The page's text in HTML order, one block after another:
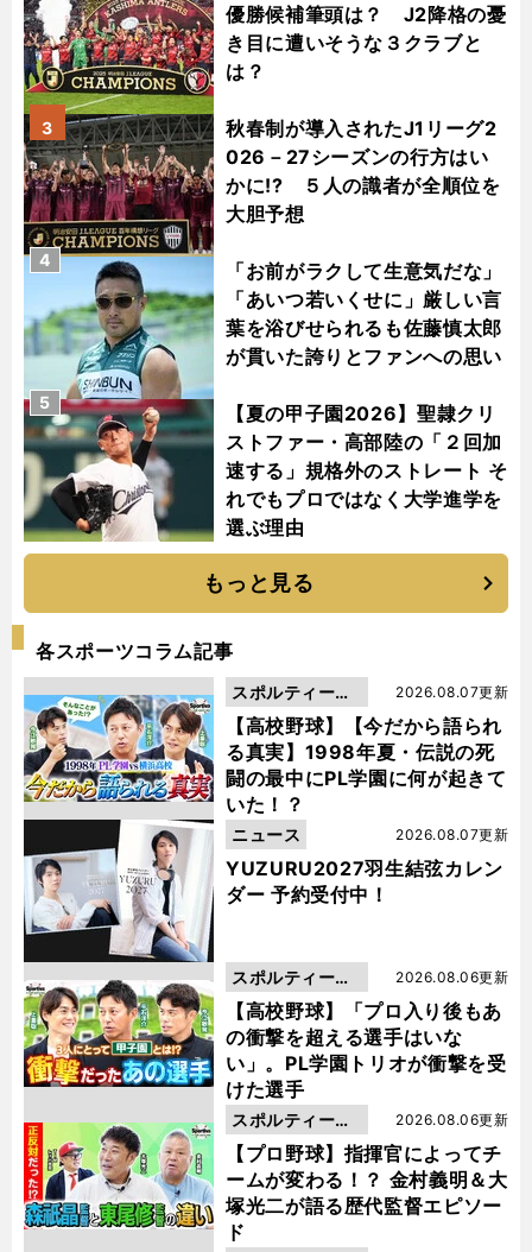
優勝候補筆頭は？ J2降格の憂
き目に遭いそうな３クラブと
は？
秋春制が導入されたJ1リーグ2
026－27シーズンの行方はい
かに!? ５人の識者が全順位を
大胆予想
3
「お前がラクして生意気だな」
「あいつ若いくせに」厳しい言
葉を浴びせられるも佐藤慎太郎
が貫いた誇りとファンへの思い
4
【夏の甲子園2026】聖隷クリ
ストファー・高部陸の「２回加
速する」規格外のストレート そ
れでもプロではなく大学進学を
選ぶ理由
5
もっと見る
各スポーツコラム記事
【高校野球】【今だから語られ
る真実】1998年夏・伝説の死
闘の最中にPL学園に何が起きて
いた！？
2026.08.07更新
スポルティーバ
動画
YUZURU2027羽生結弦カレン
ダー 予約受付中！
2026.08.07更新
ニュース
【高校野球】「プロ入り後もあ
の衝撃を超える選手はいな
い」。PL学園トリオが衝撃を受
けた選手
2026.08.06更新
スポルティーバ
動画
【プロ野球】指揮官によってチ
ームが変わる！？ 金村義明＆大
塚光二が語る歴代監督エピソー
ド
2026.08.06更新
スポルティーバ
動画